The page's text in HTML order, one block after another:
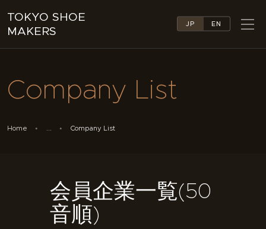
TOKYO SHOE
MAKERS
JP EN
Company List
Home ... Company List
COMPANY LIST
COLLECTIONS
会員企業一覧(50
音順)